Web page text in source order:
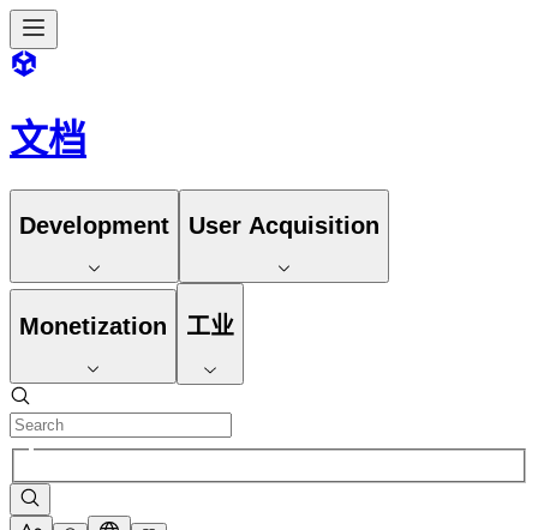
文档
Development User Acquisition
Monetization 工业